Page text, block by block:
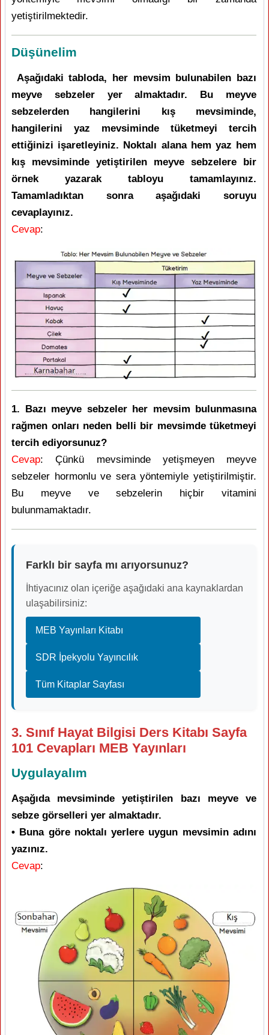
yetiştirilmektedir.
Düşünelim
Aşağıdaki tabloda, her mevsim bulunabilen bazı
meyve sebzeler yer almaktadır. Bu meyve
sebzelerden hangilerini kış mevsiminde,
hangilerini yaz mevsiminde tüketmeyi tercih
ettiğinizi işaretleyiniz. Noktalı alana hem yaz hem
kış mevsiminde yetiştirilen meyve sebzelere bir
örnek yazarak tabloyu tamamlayınız.
Tamamladıktan sonra aşağıdaki soruyu
cevaplayınız.
Cevap:
1. Bazı meyve sebzeler her mevsim bulunmasına
rağmen onları neden belli bir mevsimde tüketmeyi
tercih ediyorsunuz?
Cevap: Çünkü mevsiminde yetişmeyen meyve
sebzeler hormonlu ve sera yöntemiyle yetiştirilmiştir.
Bu meyve ve sebzelerin hiçbir vitamini
bulunmamaktadır.
Farklı bir sayfa mı arıyorsunuz?
İhtiyacınız olan içeriğe aşağıdaki ana kaynaklardan
ulaşabilirsiniz:
MEB Yayınları Kitabı
SDR İpekyolu Yayıncılık
Tüm Kitaplar Sayfası
3. Sınıf Hayat Bilgisi Ders Kitabı Sayfa
101 Cevapları MEB Yayınları
Uygulayalım
Aşağıda mevsiminde yetiştirilen bazı meyve ve
sebze görselleri yer almaktadır.
• Buna göre noktalı yerlere uygun mevsimin adını
yazınız.
Cevap: